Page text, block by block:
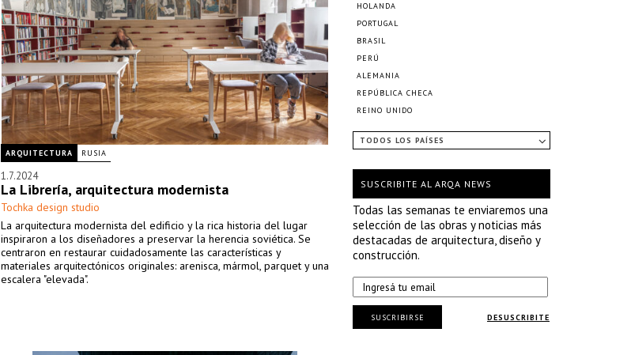
ARQUITECTURA RUSIA
1.7.2024
La Librería, arquitectura modernista
Tochka design studio
La arquitectura modernista del edificio y la rica historia del lugar
inspiraron a los diseñadores a preservar la herencia soviética. Se
centraron en restaurar cuidadosamente las características y
materiales arquitectónicos originales: arenisca, mármol, parquet y una
escalera "elevada".
HOLANDA
PORTUGAL
BRASIL
PERÚ
ALEMANIA
REPÚBLICA CHECA
REINO UNIDO
TODOS LOS PAÍSES
SUSCRIBITE AL ARQA NEWS
Todas las semanas te enviaremos una
selección de las obras y noticias más
destacadas de arquitectura, diseño y
construcción.
DESUSCRIBITE
SUSCRIBIRSE